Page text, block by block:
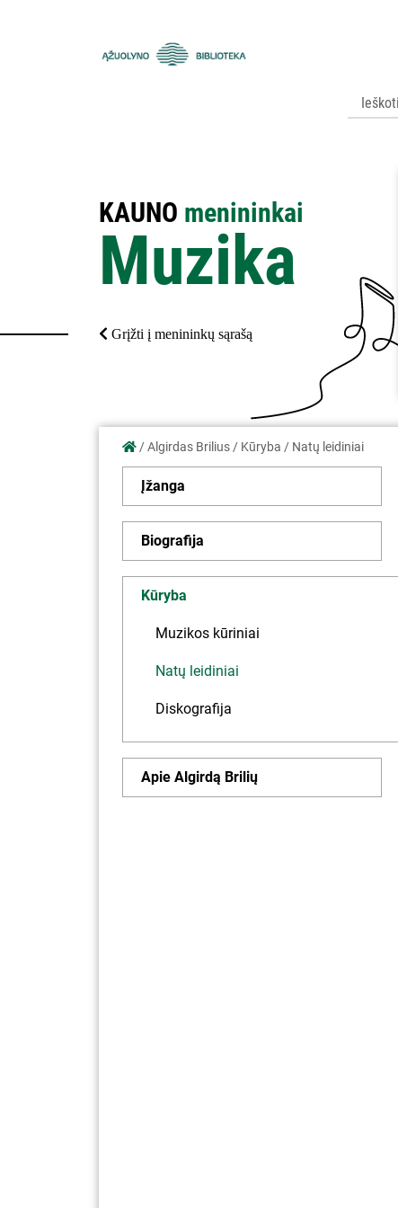
KAUNO menininkai
Muzika
Grįžti į menininkų sąrašą
/Algirdas Brilius / Kūryba / Natų leidiniai
Įžanga
Biografija
Kūryba
Muzikos kūriniai
Natų leidiniai
Diskografija
Apie Algirdą Brilių